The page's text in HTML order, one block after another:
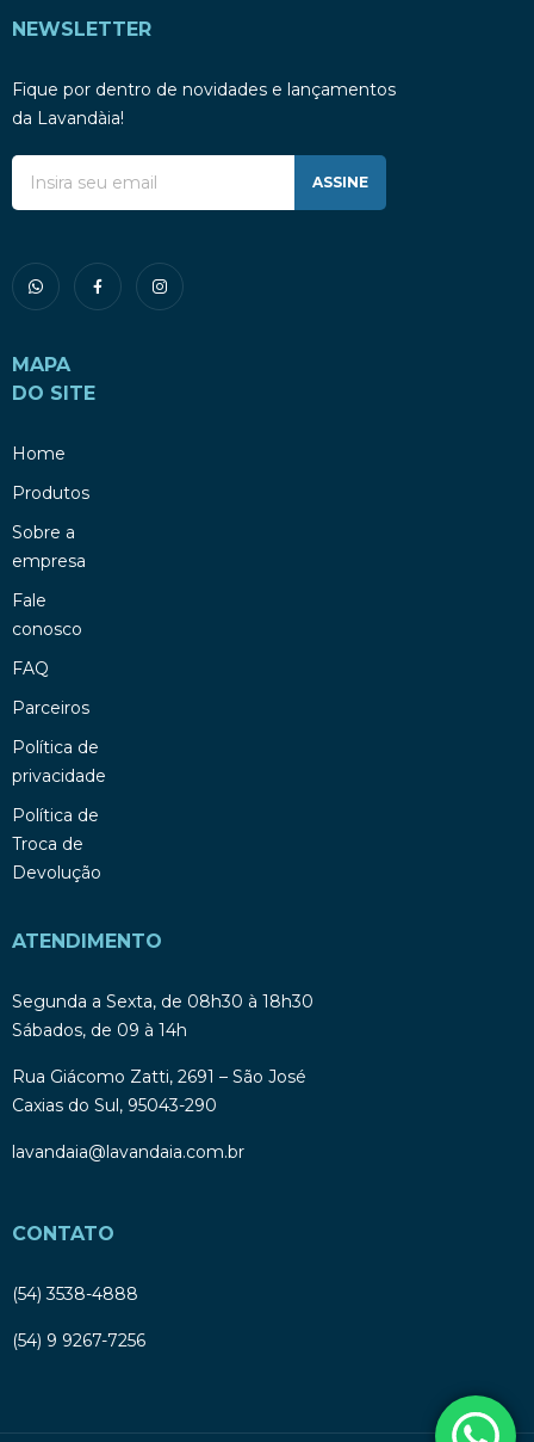
NEWSLETTER
Fique por dentro de novidades e lançamentos
da Lavandàia!
ASSINE
MAPA
DO SITE
Home
Produtos
Sobre a
empresa
Fale
conosco
FAQ
Parceiros
Política de
privacidade
Política de
Troca de
Devolução
ATENDIMENTO
Segunda a Sexta, de 08h30 à 18h30
Sábados, de 09 à 14h
Rua Giácomo Zatti, 2691 – São José
Caxias do Sul, 95043-290
lavandaia@lavandaia.com.br
CONTATO
(54) 3538-4888
(54) 9 9267-7256